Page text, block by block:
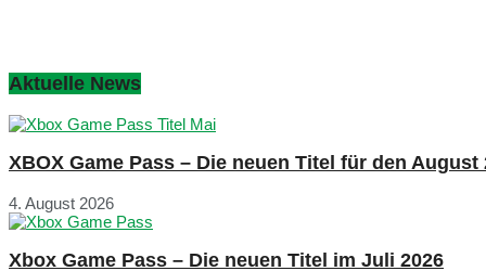
Aktuelle News
XBOX Game Pass – Die neuen Titel für den August
4. August 2026
Xbox Game Pass – Die neuen Titel im Juli 2026